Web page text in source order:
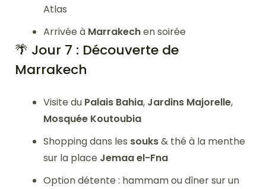
Atlas
Arrivée à Marrakechen soirée
🌴 Jour 7 : Découverte de
Marrakech
Visite du Palais Bahia, Jardins Majorelle,
Mosquée Koutoubia
Shopping dans les souks& thé à la menthe
sur la place Jemaa el-Fna
Option détente : hammam ou dîner sur un